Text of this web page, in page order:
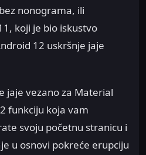
nonograma, ili
koji je bio iskustvo
12 uskršnje jaje
jaje vezano za Material
funkciju koja vam
svoju početnu stranicu i
u osnovi pokreće erupciju